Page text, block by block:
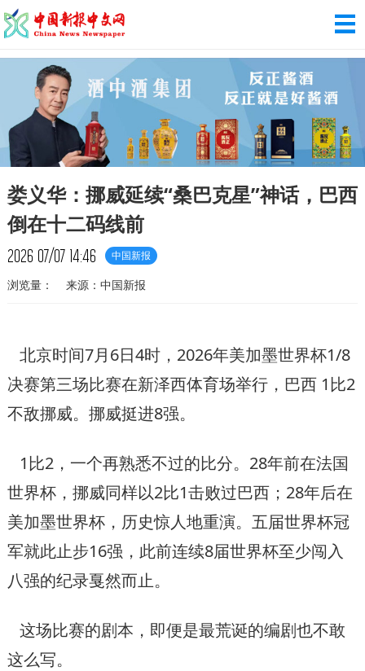
娄义华：挪威延续“桑巴克星”神话，巴西
倒在十二码线前
2026 07/07 14:46 中国新报
浏览量： 来源：中国新报
北京时间7月6日4时，2026年美加墨世界杯1/8
决赛第三场比赛在新泽西体育场举行，巴西 1比2
不敌挪威。挪威挺进8强。
1比2，一个再熟悉不过的比分。28年前在法国
世界杯，挪威同样以2比1击败过巴西；28年后在
美加墨世界杯，历史惊人地重演。五届世界杯冠
军就此止步16强，此前连续8届世界杯至少闯入
八强的纪录戛然而止。
这场比赛的剧本，即便是最荒诞的编剧也不敢
这么写。